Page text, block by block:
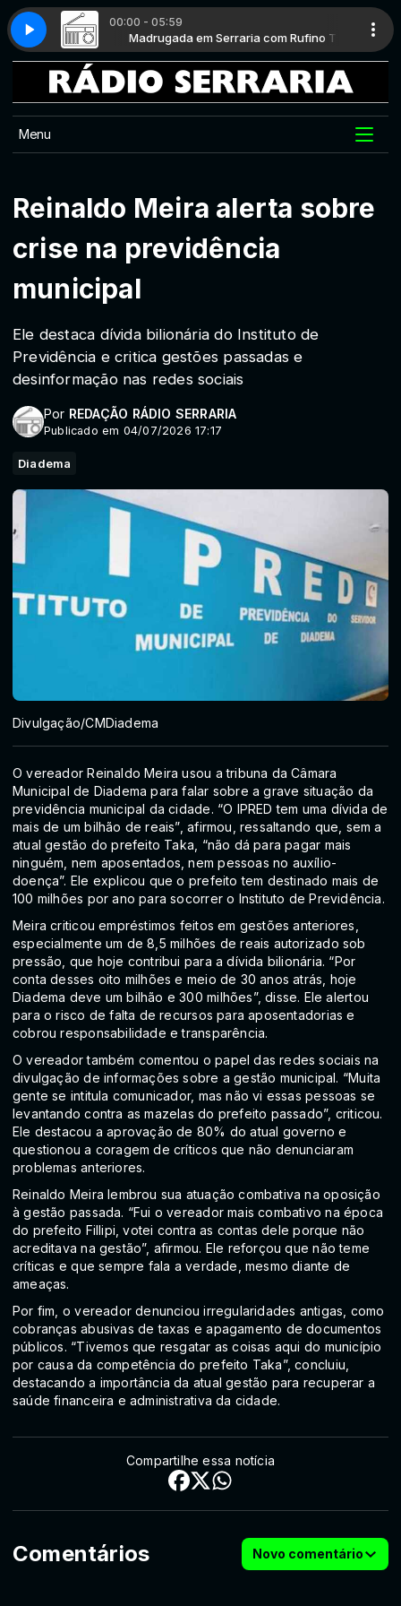
00:00 - 05:59
Rufino T Madrugada em Serraria com Rufino T
GASPARETTO E VOCÊ #014
Menu
Reinaldo Meira alerta sobre
crise na previdência
municipal
Ele destaca dívida bilionária do Instituto de
Previdência e critica gestões passadas e
desinformação nas redes sociais
Por REDAÇÃO RÁDIO SERRARIA
Publicado em 04/07/2026 17:17
Diadema
Divulgação/CMDiadema
O vereador Reinaldo Meira usou a tribuna da Câmara
Municipal de Diadema para falar sobre a grave situação da
previdência municipal da cidade. “O IPRED tem uma dívida de
mais de um bilhão de reais”, afirmou, ressaltando que, sem a
atual gestão do prefeito Taka, “não dá para pagar mais
ninguém, nem aposentados, nem pessoas no auxílio-
doença”. Ele explicou que o prefeito tem destinado mais de
100 milhões por ano para socorrer o Instituto de Previdência.
Meira criticou empréstimos feitos em gestões anteriores,
especialmente um de 8,5 milhões de reais autorizado sob
pressão, que hoje contribui para a dívida bilionária. “Por
conta desses oito milhões e meio de 30 anos atrás, hoje
Diadema deve um bilhão e 300 milhões”, disse. Ele alertou
para o risco de falta de recursos para aposentadorias e
cobrou responsabilidade e transparência.
O vereador também comentou o papel das redes sociais na
divulgação de informações sobre a gestão municipal. “Muita
gente se intitula comunicador, mas não vi essas pessoas se
levantando contra as mazelas do prefeito passado”, criticou.
Ele destacou a aprovação de 80% do atual governo e
questionou a coragem de críticos que não denunciaram
problemas anteriores.
Reinaldo Meira lembrou sua atuação combativa na oposição
à gestão passada. “Fui o vereador mais combativo na época
do prefeito Fillipi, votei contra as contas dele porque não
acreditava na gestão”, afirmou. Ele reforçou que não teme
críticas e que sempre fala a verdade, mesmo diante de
ameaças.
Por fim, o vereador denunciou irregularidades antigas, como
cobranças abusivas de taxas e apagamento de documentos
públicos. “Tivemos que resgatar as coisas aqui do município
por causa da competência do prefeito Taka”, concluiu,
destacando a importância da atual gestão para recuperar a
saúde financeira e administrativa da cidade.
Compartilhe essa notícia
Comentários Novo comentário